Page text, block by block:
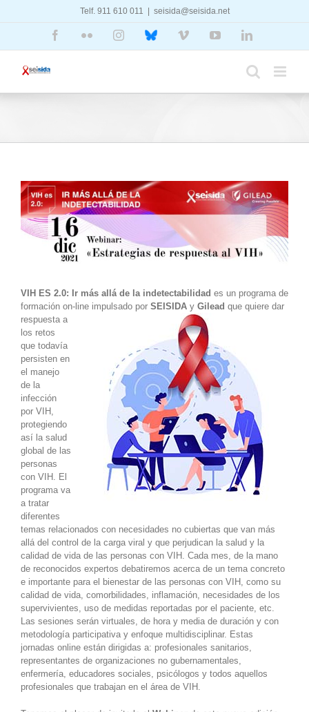
Telf. 911 610 011 seisida@seisida.net
FacebookFlickr InstagramBluesky Vimeo YouTubeLinkedIn
Ver
imagen
más
grande
VIH ES 2.0: Ir más allá de la indetectabilidad es un programa de
formación on-line impulsado por SEISIDA y Gilead que quiere dar
respuesta a
los retos
que todavía
persisten en
el manejo
de la
infección
por VIH,
protegiendo
así la salud
global de las
personas
con VIH. El
programa va
a tratar
diferentes
temas relacionados con necesidades no cubiertas que van más
allá del control de la carga viral y que perjudican la salud y la
calidad de vida de las personas con VIH. Cada mes, de la mano
de reconocidos expertos debatiremos acerca de un tema concreto
e importante para el bienestar de las personas con VIH, como su
calidad de vida, comorbilidades, inflamación, necesidades de los
supervivientes, uso de medidas reportadas por el paciente, etc.
Las sesiones serán virtuales, de hora y media de duración y con
metodología participativa y enfoque multidisciplinar. Estas
jornadas online están dirigidas a: profesionales sanitarios,
representantes de organizaciones no gubernamentales,
enfermería, educadores sociales, psicólogos y todos aquellos
profesionales que trabajan en el área de VIH.